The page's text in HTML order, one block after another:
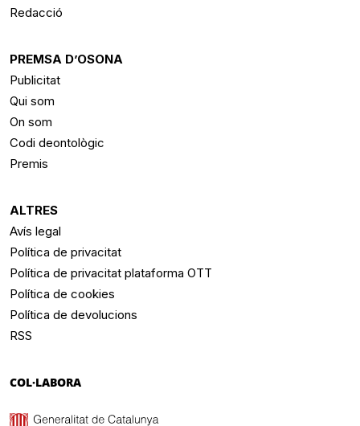
Redacció
PREMSA D’OSONA
Publicitat
Qui som
On som
Codi deontològic
Premis
ALTRES
Avís legal
Política de privacitat
Política de privacitat plataforma OTT
Política de cookies
Política de devolucions
RSS
COL·LABORA